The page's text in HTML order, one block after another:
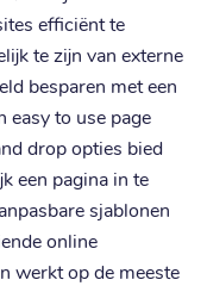
efficiënt te
te zijn van externe
besparen met een
easy to use page
drop opties bied
een pagina in te
sjablonen
online
werkt op de meeste